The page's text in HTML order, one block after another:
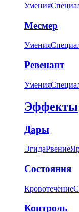
Умения
Месмер
Умения
Ревенант
Умения
Эффекты
Дары
ЭгидаРвение
Состояния
Кровотечение
Контроль